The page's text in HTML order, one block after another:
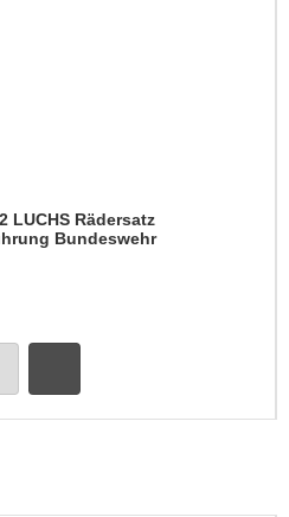
LUCHS Rädersatz
Bundeswehr